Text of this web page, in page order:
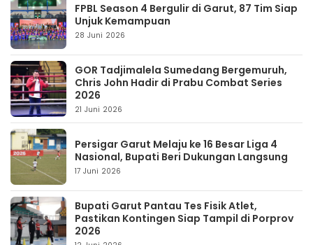
FPBL Season 4 Bergulir di Garut, 87 Tim Siap
Unjuk Kemampuan
28 Juni 2026
GOR Tadjimalela Sumedang Bergemuruh,
Chris John Hadir di Prabu Combat Series
2026
21 Juni 2026
Persigar Garut Melaju ke 16 Besar Liga 4
Nasional, Bupati Beri Dukungan Langsung
17 Juni 2026
Bupati Garut Pantau Tes Fisik Atlet,
Pastikan Kontingen Siap Tampil di Porprov
2026